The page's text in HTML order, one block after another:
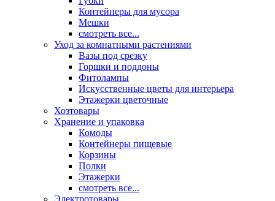
Контейнеры для мусора
Мешки
смотреть все...
Уход за комнатными растениями
Вазы под срезку
Горшки и поддоны
Фитолампы
Искусственные цветы для интерьера
Этажерки цветочные
Хозтовары
Хранение и упаковка
Комоды
Контейнеры пищевые
Корзины
Полки
Этажерки
смотреть все...
Электротовары